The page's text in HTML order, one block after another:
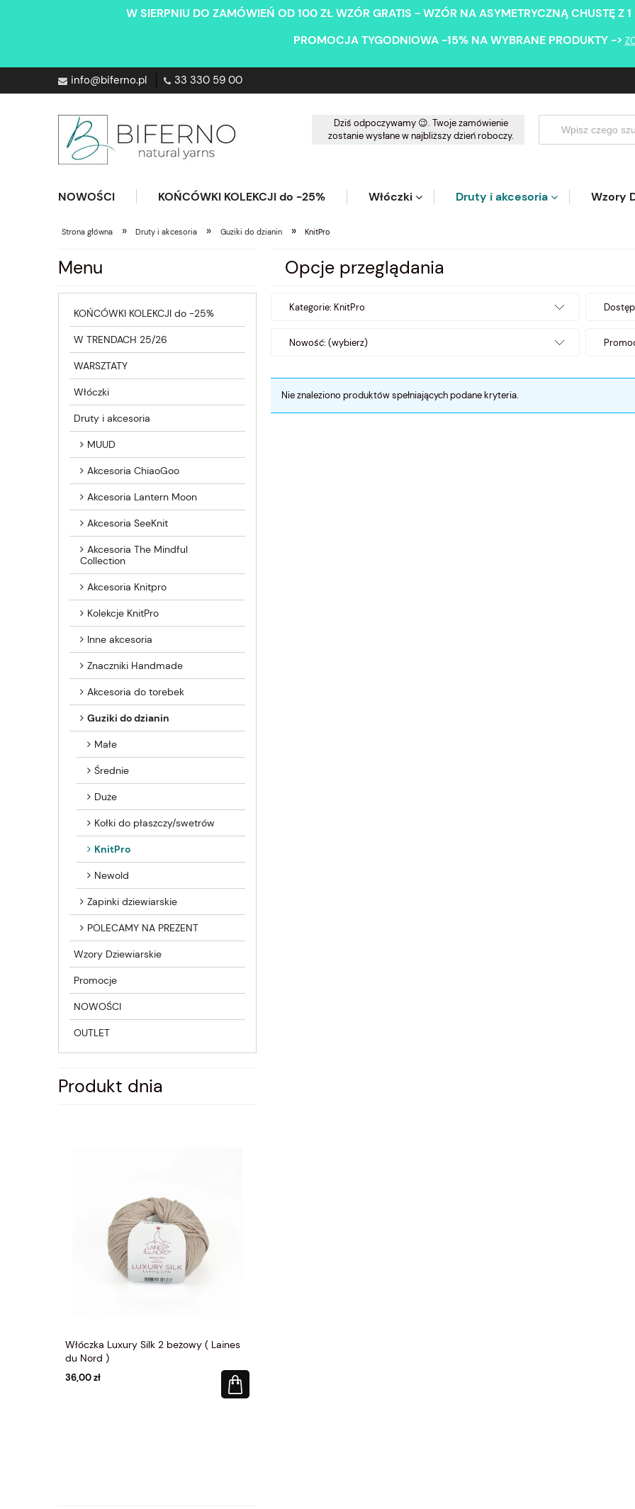
W SIERPNIU DO ZAMÓWIEŃ OD 100 ZŁ WZÓR GRATIS - WZÓR NA ASYMETRYCZNĄ CHUSTĘ Z
PROMOCJA TYGODNIOWA -15% NA WYBRANE PRODUKTY ->
info@biferno.pl 33 330 59 00
Dziś odpoczywamy 😉. Twoje zamówienie
zostanie wysłane w najbliższy dzień roboczy.
NOWOŚCI KOŃCÓWKI KOLEKCJI do -25% Włóczki Druty i akcesoria Wzory
Strona główna » Druty i akcesoria » Guziki do dzianin » KnitPro
Menu
KOŃCÓWKI KOLEKCJI do -25%
W TRENDACH 25/26
WARSZTATY
Włóczki
Druty i akcesoria
MUUD
Akcesoria ChiaoGoo
Akcesoria Lantern Moon
Akcesoria SeeKnit
Akcesoria The Mindful
Collection
Akcesoria Knitpro
Kolekcje KnitPro
Inne akcesoria
Znaczniki Handmade
Akcesoria do torebek
Guziki do dzianin
Małe
Średnie
Duże
Kołki do płaszczy/swetrów
KnitPro
Newold
Zapinki dziewiarskie
POLECAMY NA PREZENT
Wzory Dziewiarskie
Promocje
NOWOŚCI
OUTLET
Produkt dnia
Włóczka Luxury Silk 2 beżowy ( Laines
du Nord )
36,00 zł
Opcje przeglądania
Kategorie: KnitPro
Nowość: (wybierz)
Nie znaleziono produktów spełniających podane kryteria.